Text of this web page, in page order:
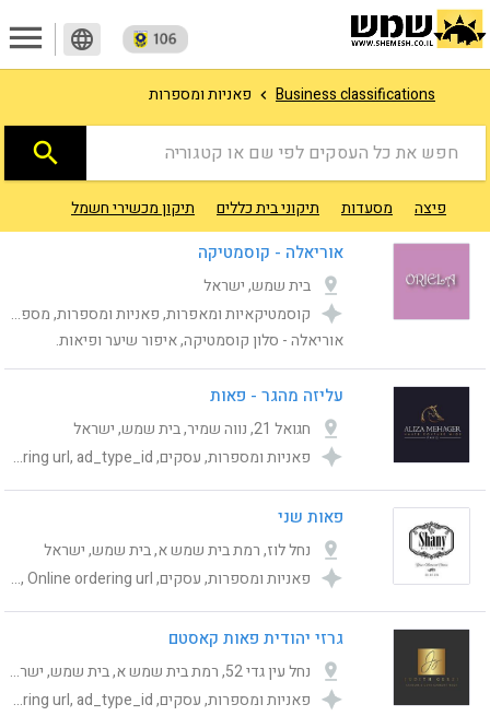
language
menu
Business classifications פאניות ומספרות
חפש את כל העסקים לפי שם או קטגוריה search
פיצה מסעדות תיקוני בית כללים תיקון מכשירי חשמל
אוריאלה - קוסמטיקה
בית שמש, ישראל
קוסמטיקאיות ומאפרות, פאניות ומספרות, מספרה, עסקים, Category, publishing_status, shemesh_location_address, Online ordering url, ad_type_id
אוריאלה - סלון קוסמטיקה, איפור שיער ופיאות.
עליזה מהגר - פאות
חגואל 21, נווה שמיר, בית שמש, ישראל
פאניות ומספרות, עסקים, Category, publishing_status, shemesh_location_address, Online ordering url, ad_type_id
פאות שני
נחל לוז, רמת בית שמש א, בית שמש, ישראל
פאניות ומספרות, עסקים, Category, publishing_status, shemesh_location_address, ad_type_id, Online ordering url
גרזי יהודית פאות קאסטם
נחל עין גדי 52, רמת בית שמש א, בית שמש, ישראל
פאניות ומספרות, עסקים, Category, publishing_status, shemesh_location_address, Online ordering url, ad_type_id